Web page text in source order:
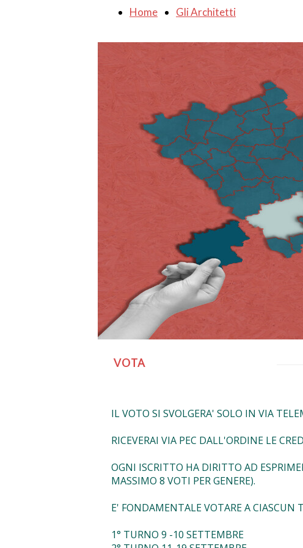
Home Gli Architetti
VOTA
IL VOTO SI SVOLGERA' SOLO IN VIA
RICEVERAI VIA PEC DALL'ORDINE LE
OGNI ISCRITTO HA DIRITTO AD
MASSIMO 8 VOTI PER GENERE).
E' FONDAMENTALE VOTARE A
1° TURNO 9 -10 SETTEMBRE